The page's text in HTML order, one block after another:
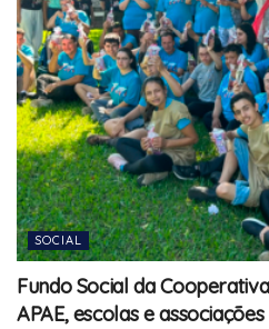
SOCIAL
Fundo Social da
APAE, escolas e